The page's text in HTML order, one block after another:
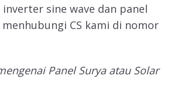
sine wave dan panel
CS kami di nomor
Panel Surya atau Solar